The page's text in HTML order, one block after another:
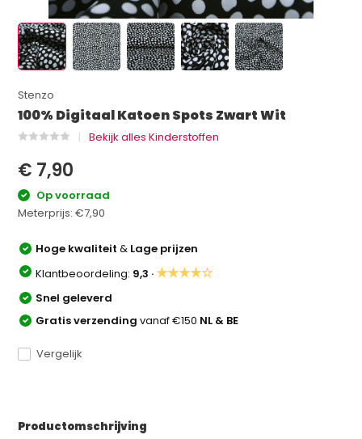
Stenzo
100% Digitaal Katoen Spots Zwart Wit
Bekijk alles Kinderstoffen
€ 7,90
Op voorraad
Meterprijs:€7,90
Hoge kwaliteit& Lage prijzen
Klantbeoordeling: 9,3 ·★★★★☆
Snel geleverd
Gratis verzendingvanaf €150 NL & BE
Vergelijk
Productomschrijving